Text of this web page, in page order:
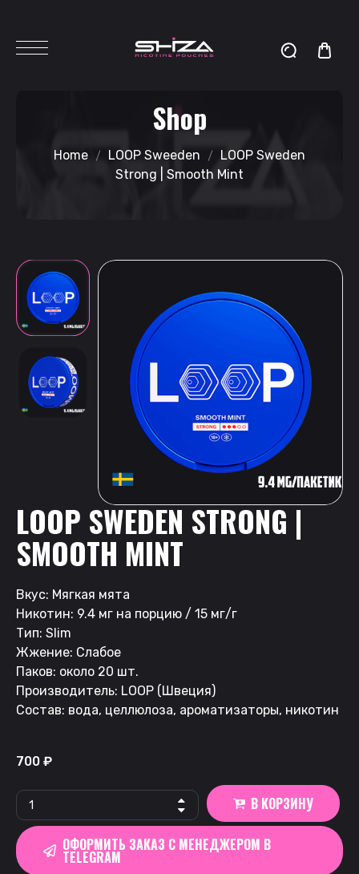
Shop
Home LOOP Sweeden
LOOP Sweden
Strong | Smooth Mint
LOOP SWEDEN STRONG |
SMOOTH MINT
Вкус: Мягкая мята
Никотин: 9.4 мг на порцию / 15 мг/г
Тип: Slim
Жжение: Слабое
Паков: около 20 шт.
Производитель: LOOP (Швеция)
Состав: вода, целлюлоза, ароматизаторы, никотин
700 ₽
В КОРЗИНУ
ОФОРМИТЬ ЗАКАЗ С МЕНЕДЖЕРОМ В
TELEGRAM